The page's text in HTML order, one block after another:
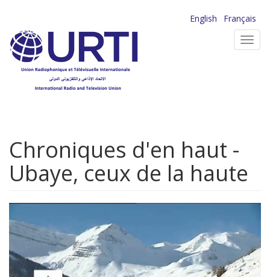
contenu
principal
English
Français
Chroniques d'en haut -
Ubaye, ceux de la haute